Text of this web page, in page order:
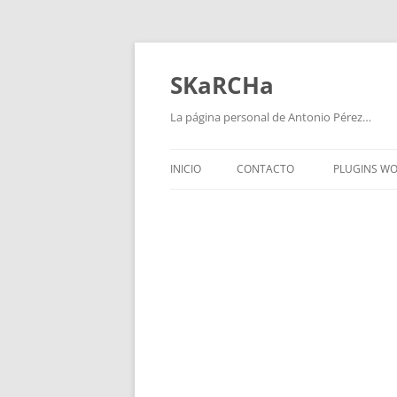
Saltar
SKaRCHa
La página personal de Antonio Pérez…
INICIO CONTACTO PLUGINS